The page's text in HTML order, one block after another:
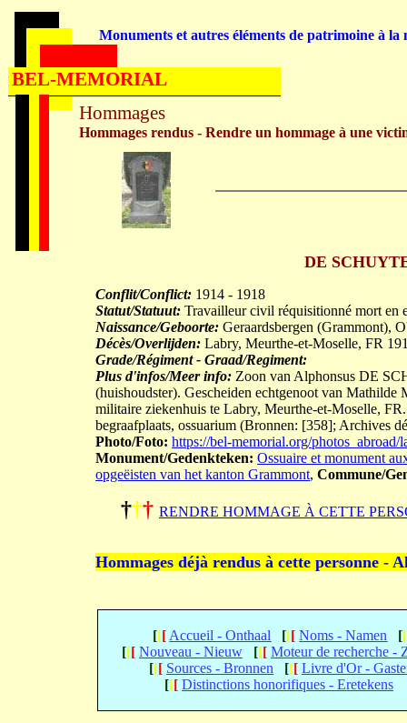
DE
Conflit/Conflict: 1914 - 1918
Statut/Statuut: Travailleur civil réquisitionné mort en
Naissance/Geboorte: Geraardsbergen (Grammont),
Décès/Overlijden: Labry, Meurthe-et-Moselle, FR
Grade/Régiment - Graad/Regiment:
Plus d'infos/Meer info: Zoon van Alphonsus DE
(huishoudster). Gescheiden echtgenoot van
militaire ziekenhuis te Labry, Meurthe-et-Moselle,
begraafplaats, ossuarium (Bronnen: [358]; Archives
Photo/Foto: https://bel-memorial.org/
Monument/Gedenkteken: Ossuaire et monument
opgeëisten van het kanton Grammont, Commune/
††† RENDRE HOMMAGE À CETTE
Hommages déjà rendus à cette personne -
[[[ Accueil - Onthaal [[[ Noms - Namen [[
[[[ Nouveau - Nieuw [[[ Moteur de recherche -
[[[ Sources - Bronnen [[[ Livre d'Or -
[[[ Distinctions honorifiques - Eretekens
Hommages
Hommages rendus - Rendre un hommage à une
Monuments et autres éléments de patrimoine à la
BEL-MEMORIAL